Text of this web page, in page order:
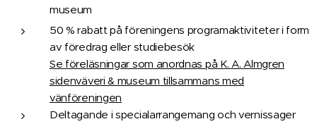
museum
50 % rabatt på föreningens programaktiviteter i form
av föredrag eller studiebesök
Se föreläsningar som anordnas på K. A. Almgren
sidenväveri & museum tillsammans med
vänföreningen
Deltagande i specialarrangemang och vernissager